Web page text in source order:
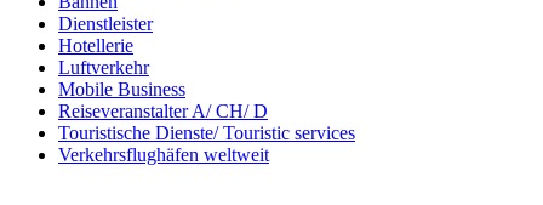
Dienstleister
Hotellerie
Luftverkehr
Mobile Business
Reiseveranstalter A/ CH/ D
Touristische Dienste/ Touristic services
Verkehrsflughäfen weltweit